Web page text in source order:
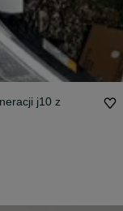
j10 z